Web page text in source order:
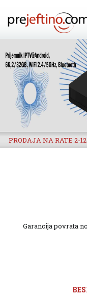
PRODAJA NA RATE 2-
Garancija povrata